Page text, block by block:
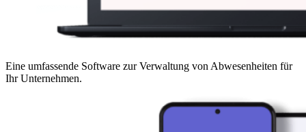
Eine umfassende Software zur Verwaltung von Abwesenheiten für
Ihr Unternehmen.